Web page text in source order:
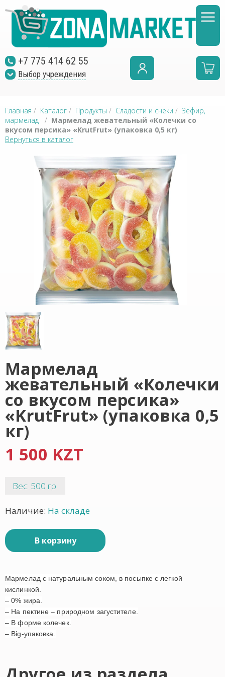
+7 775 414 62 55
Выбор учреждения
Главная / Каталог / Продукты / Сладости и снеки / Зефир,
мармелад / Мармелад жевательный «Колечки со
вкусом персика» «KrutFrut» (упаковка 0,5 кг)
Вернуться в каталог
Мармелад
жевательный «Колечки
со вкусом персика»
«KrutFrut» (упаковка 0,5
кг)
1 500 KZT
Вес: 500 гр.
Наличие: На складе
В корзину
Мармелад с натуральным соком, в посыпке с легкой
кислинкой.
– 0% жира.
– На пектине – природном загустителе.
– В форме колечек.
– Big-упаковка.